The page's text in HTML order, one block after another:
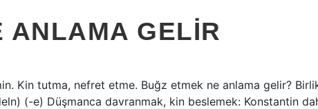
ANLAMA GELIR
Kin tutma, nefret etme. Buğz etmek ne anlama gelir?
(-e) Düşmanca davranmak, kin beslemek: Konstantin